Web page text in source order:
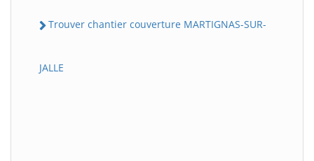
Trouver chantier couverture MARTIGNAS-SUR-
JALLE